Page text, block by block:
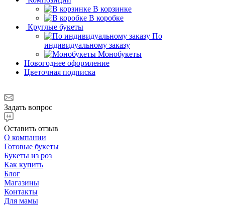
В корзинке
В коробке
Круглые букеты
По
индивидуальному заказу
Монобукеты
Новогоднее оформление
Цветочная подписка
Задать вопрос
Оставить отзыв
О компании
Готовые букеты
Букеты из роз
Как купить
Блог
Магазины
Контакты
Для мамы